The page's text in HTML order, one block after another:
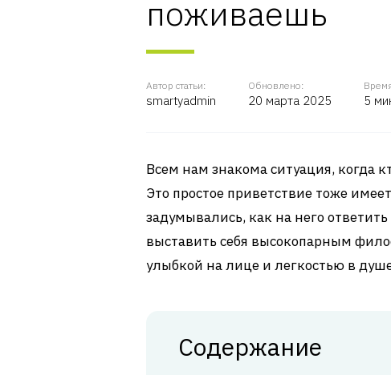
поживаешь
Автор статьи:
smartyadmin
Обновлено:
20 марта 2025 5
Всем нам знакома ситуация, когда
Это простое приветствие тоже
задумывались, как на него
выставить себя высокопарным
улыбкой на лице и легкостью в
Содержание